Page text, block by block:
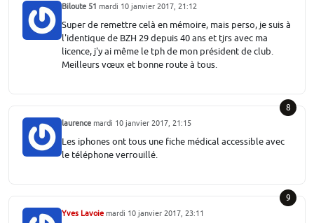
Biloute 51 mardi 10 janvier 2017, 21:12
Super de remettre celà en mémoire, mais perso, je suis à
l'identique de BZH 29 depuis 40 ans et tjrs avec ma
licence, j'y ai même le tph de mon président de club.
Meilleurs vœux et bonne route à tous.
8
laurence mardi 10 janvier 2017, 21:15
Les iphones ont tous une fiche médical accessible avec
le téléphone verrouillé.
9
Yves Lavoie mardi 10 janvier 2017, 23:11